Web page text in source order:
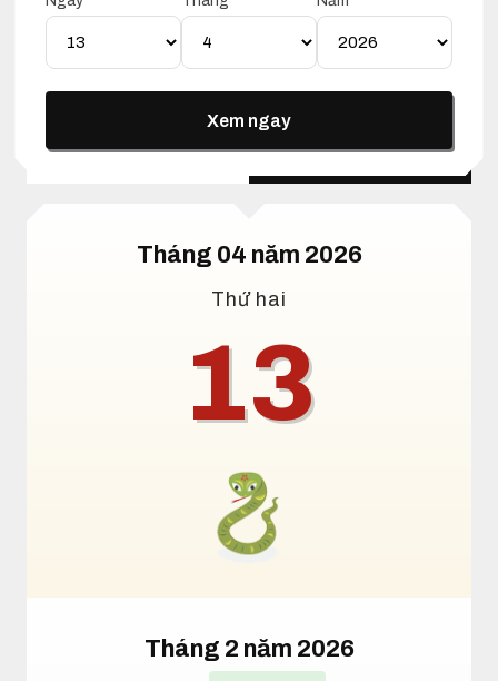
Xem ngay
Lịch Vạn Niên 13 Tháng 04
Năm 2026
Lịch dương Lịch âm
Tháng 04 năm 2026
Thứ hai
13
Tháng 2 năm 2026